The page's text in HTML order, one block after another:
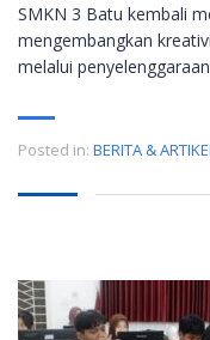
SMKN 3 Batu kembali
mengembangkan
melalui
Posted in: BERITA &